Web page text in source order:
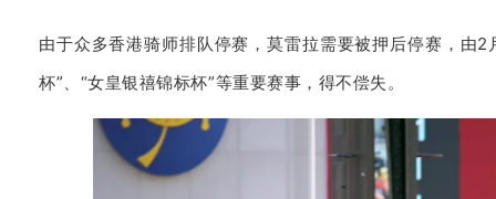
由于众多香港骑师排队停赛，莫雷拉需要被押后停赛，由
杯”、“女皇银禧锦标杯”等重要赛事，得不偿失。